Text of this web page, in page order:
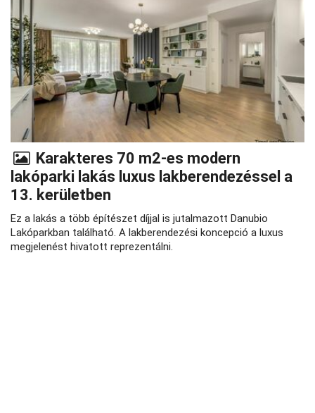
Karakteres 70 m2-es modern
lakóparki lakás luxus lakberendezéssel a
13. kerületben
Ez a lakás a több építészet díjjal is jutalmazott Danubio
Lakóparkban található. A lakberendezési koncepció a luxus
megjelenést hivatott reprezentálni.